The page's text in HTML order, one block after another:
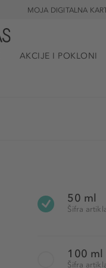
MOJA DIGITALNA
AKCIJE I POKLONI
50 ml
Šifra
100 ml
Šifra